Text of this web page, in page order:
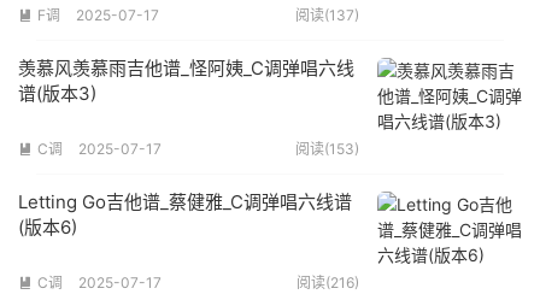
 F调 2025-07-17 阅读(137)
羡慕风羡慕雨吉他谱_怪阿姨_C调弹唱六线
谱(版本3)
 C调 2025-07-17 阅读(153)
Letting Go吉他谱_蔡健雅_C调弹唱六线谱
(版本6)
 C调 2025-07-17 阅读(216)